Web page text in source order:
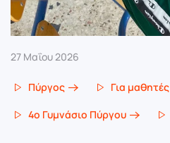
27 Μαΐου 2026
Πύργος Για μαθητές
4ο Γυμνάσιο Πύργου